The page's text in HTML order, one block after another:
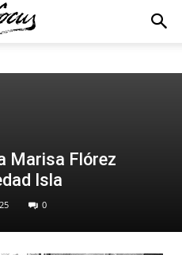
Marisa Flórez
Isla
0